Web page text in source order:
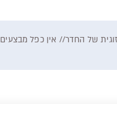
מעל גיל 12 בחדר סטנדרטי לשניים, ומותנה בתפוסה זוגית של החדר// אין כפל מבצעים